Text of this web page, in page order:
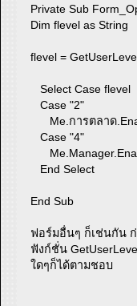
Private Sub
Dim flevel as String
flevel =
Select Case flevel
Case "2"
Me.การตลาด
Case "4"
End Select
End Sub
ฟอร์มอื่นๆ ก็เช่นกัน
ฟังก์ชั่น
ใดๆก็ได้ตามชอบ